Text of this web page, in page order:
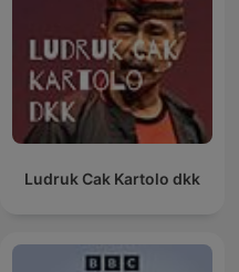
Ludruk Cak Kartolo dkk